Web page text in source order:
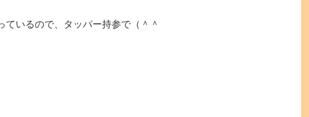
いるので、タッパー持参で（＾＾